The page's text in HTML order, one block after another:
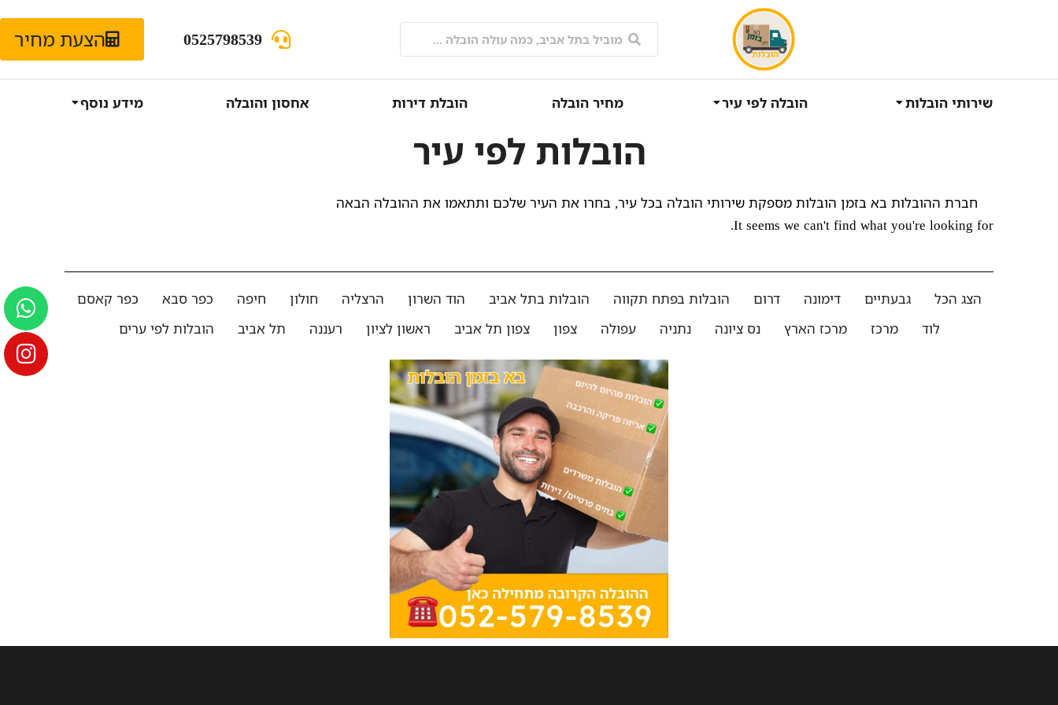
0525798539 הצעת מחיר
שירותי הובלות הובלה לפי עיר מחיר הובלה הובלת דירות אחסון והובלה מידע נוסף
הובלות לפי עיר
חברת ההובלות בא בזמן הובלות מספקת שירותי הובלה בכל עיר, בחרו את העיר שלכם ותתאמו את ההובלה הבאה
It seems we can't find what you're looking for.
הצג הכל גבעתיים דימונה דרום הובלות בפתח תקווה הובלות בתל אביב הוד השרון הרצליה חולון חיפה כפר סבא
כפר קאסם
לוד
מרכז מרכז הארץ נס ציונה נתניה עפולה צפון צפון תל אביב ראשון לציון רעננה תל אביב הובלות לפי ערים